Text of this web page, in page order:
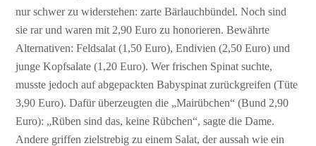
nur schwer zu widerstehen: zarte Bärlauchbündel. Noch sind
sie rar und waren mit 2,90 Euro zu honorieren. Bewährte
Alternativen: Feldsalat (1,50 Euro), Endivien (2,50 Euro) und
junge Kopfsalate (1,20 Euro). Wer frischen Spinat suchte,
musste jedoch auf abgepackten Babyspinat zurückgreifen (Tüte
3,90 Euro). Dafür überzeugten die „Mairübchen“ (Bund 2,90
Euro): „Rüben sind das, keine Rübchen“, sagte die Dame.
Andere griffen zielstrebig zu einem Salat, der aussah wie ein